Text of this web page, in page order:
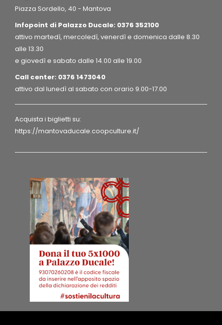
Piazza Sordello, 40 - Mantova
Infopoint di Palazzo Ducale: 0376 352100
attivo martedì, mercoledì, venerdì e domenica dalle 8.30
alle 13.30
e giovedì e sabato dalle 14.00 alle 19.00
Call center: 0376 1473040
attivo dal lunedì al sabato con orario 9.00-17.00
Acquista i biglietti su:
https://mantovaducale.coopculture.it/